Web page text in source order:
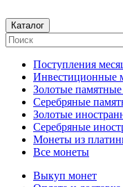
Каталог
Поступления
Инвестиционные
Золотые
Серебряные
Золотые
Серебряные
Монеты из
Все монеты
Выкуп монет